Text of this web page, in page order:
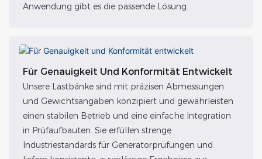
Anwendung gibt es die passende Lösung.
Für Genauigkeit Und Konformität Entwickelt
Unsere Lastbänke sind mit präzisen Abmessungen
und Gewichtsangaben konzipiert und gewährleisten
einen stabilen Betrieb und eine einfache Integration
in Prüfaufbauten. Sie erfüllen strenge
Industriestandards für Generatorprüfungen und